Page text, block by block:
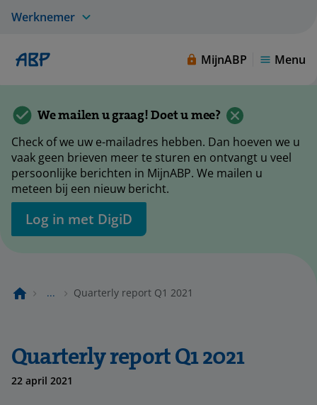
Werknemer
MijnABP Menu
We mailen u graag! Doet u mee?
Check of we uw e-mailadres hebben. Dan hoeven we u
vaak geen brieven meer te sturen en ontvangt u veel
persoonlijke berichten in MijnABP. We mailen u
meteen bij een nieuw bericht.
Log in met DigiD
... Quarterly report Q1 2021
Quarterly report Q1 2021
22 april 2021